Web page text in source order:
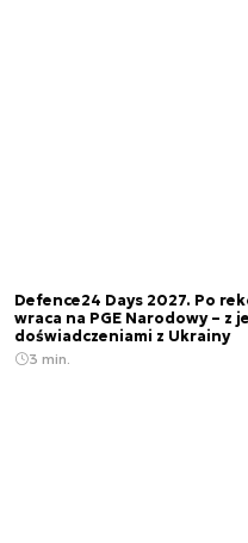
Defence24 Days 2027. Po
wraca na PGE Narodowy – z
doświadczeniami z Ukrainy
3 min.